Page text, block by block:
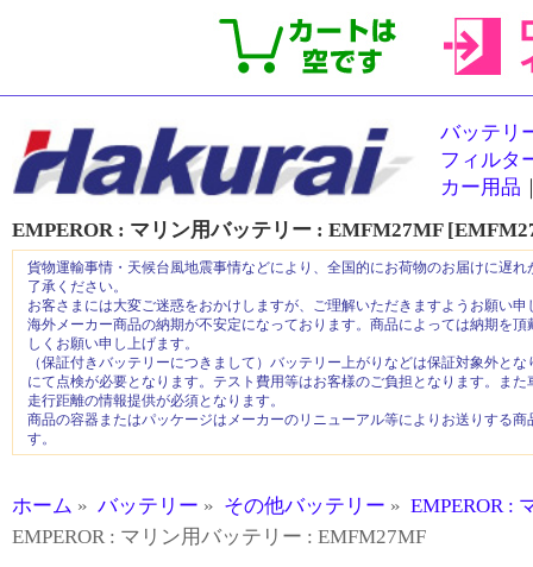
バッテリ
フィルタ
カー用品
EMPEROR : マリン用バッテリー : EMFM27MF
貨物運輸事情・天候台風地震事情などにより、全国的にお荷物のお届けに遅
了承ください。
お客さまには大変ご迷惑をおかけしますが、ご理解いただきますようお願い申
海外メーカー商品の納期が不安定になっております。商品によっては納期を
しくお願い申し上げます。
（保証付きバッテリーにつきまして）バッテリー上がりなどは保証対象外と
にて点検が必要となります。テスト費用等はお客様のご負担となります。ま
走行距離の情報提供が必須となります。
商品の容器またはパッケージはメーカーのリニューアル等によりお送りする
す。
ホーム » バッテリー » その他バッテリー » EMPEROR :
EMPEROR : マリン用バッテリー : EMFM27MF